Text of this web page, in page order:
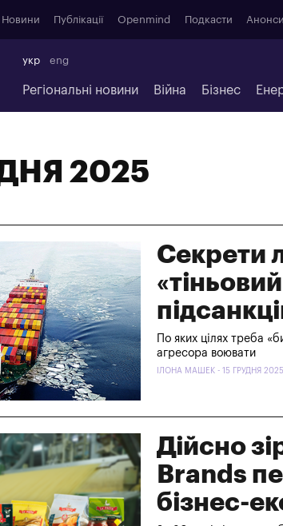
Новини Публікації Openmind Подкасти Анонси
укр eng
Регіональні новини Війна Бізнес
2025
Секрети
По яких цілях треба
агресора воювати
ІЛОНА МАШЕК - 15 ГРУДНЯ 2025
Дійсно
Brands
бізнес-